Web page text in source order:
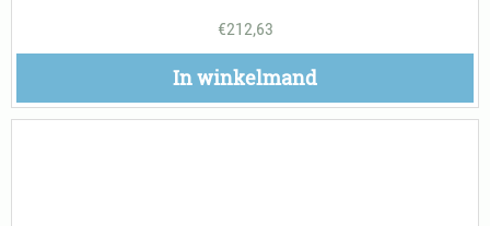
€212,63
In winkelmand